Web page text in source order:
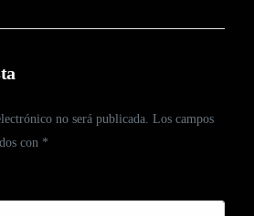
no será publicada. Los campos
con *